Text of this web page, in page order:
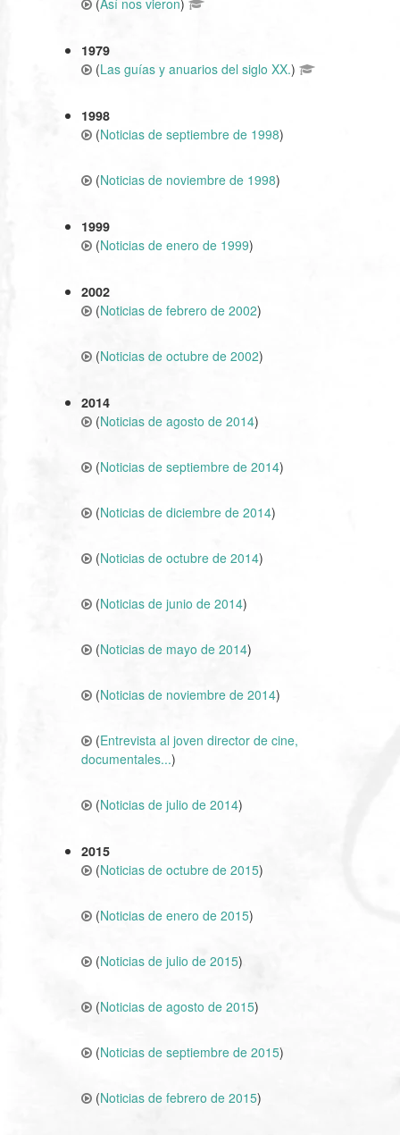
(Así nos vieron)
1979
(Las guías y anuarios del siglo XX.)
1998
(Noticias de septiembre de 1998)
(Noticias de noviembre de 1998)
1999
(Noticias de enero de 1999)
2002
(Noticias de febrero de 2002)
(Noticias de octubre de 2002)
2014
(Noticias de agosto de 2014)
(Noticias de septiembre de 2014)
(Noticias de diciembre de 2014)
(Noticias de octubre de 2014)
(Noticias de junio de 2014)
(Noticias de mayo de 2014)
(Noticias de noviembre de 2014)
(Entrevista al joven director de cine,
documentales...)
(Noticias de julio de 2014)
2015
(Noticias de octubre de 2015)
(Noticias de enero de 2015)
(Noticias de julio de 2015)
(Noticias de agosto de 2015)
(Noticias de septiembre de 2015)
(Noticias de febrero de 2015)